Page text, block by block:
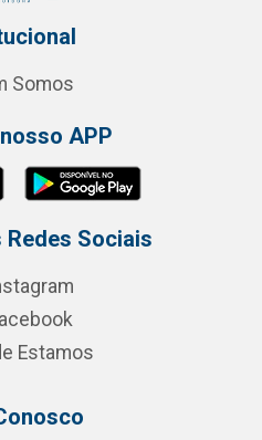
Somos
APP
Sociais
Estamos